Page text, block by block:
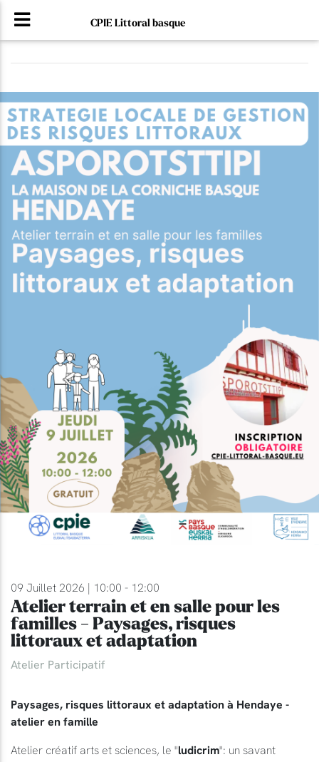
CPIE Littoral basque
09 Juillet 2026 | 10:00 - 12:00
Atelier terrain et en salle pour les
familles - Paysages, risques
littoraux et adaptation
Atelier Participatif
Paysages, risques littoraux et adaptation à Hendaye -
atelier en famille
Atelier créatif arts et sciences, le "ludicrim": un savant